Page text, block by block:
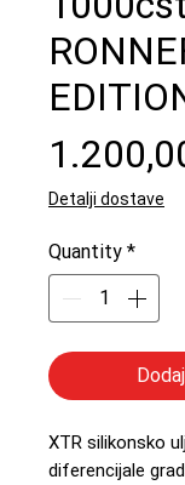
Detalji dostave
Quantity *
XTR silikonsko
diferencijale